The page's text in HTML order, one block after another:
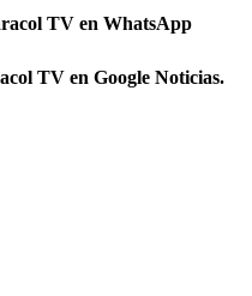
TV en WhatsApp
TV en Google Noticias.